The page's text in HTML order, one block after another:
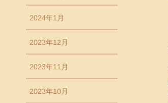
2024年1月
2023年12月
2023年11月
2023年10月